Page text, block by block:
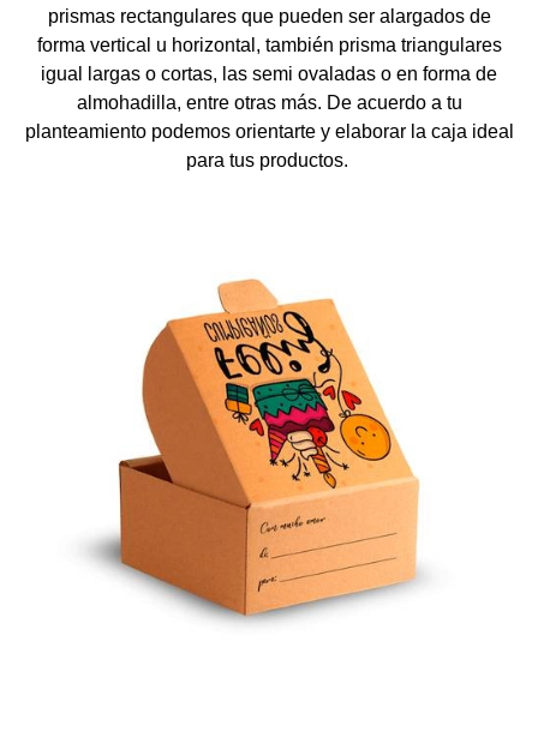
prismas rectangulares que pueden ser alargados de
forma vertical u horizontal, también prisma triangulares
igual largas o cortas, las semi ovaladas o en forma de
almohadilla, entre otras más. De acuerdo a tu
planteamiento podemos orientarte y elaborar la caja ideal
para tus productos.